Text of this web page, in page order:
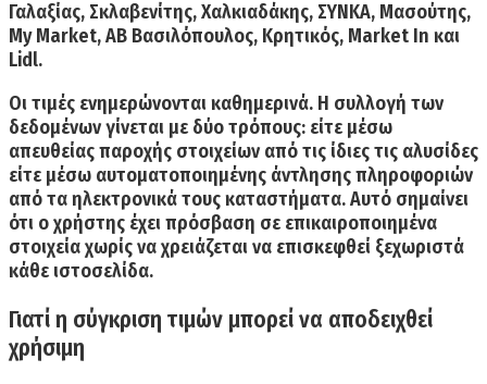
Γαλαξίας, Σκλαβενίτης, Χαλκιαδάκης, ΣΥΝΚΑ, Μασούτης,
My Market, ΑΒ Βασιλόπουλος, Κρητικός, Market In και
Lidl.
Οι τιμές ενημερώνονται καθημερινά. Η συλλογή των
δεδομένων γίνεται με δύο τρόπους: είτε μέσω
απευθείας παροχής στοιχείων από τις ίδιες τις αλυσίδες
είτε μέσω αυτοματοποιημένης άντλησης πληροφοριών
από τα ηλεκτρονικά τους καταστήματα. Αυτό σημαίνει
ότι ο χρήστης έχει πρόσβαση σε επικαιροποιημένα
στοιχεία χωρίς να χρειάζεται να επισκεφθεί ξεχωριστά
κάθε ιστοσελίδα.
Γιατί η σύγκριση τιμών μπορεί να αποδειχθεί
χρήσιμη